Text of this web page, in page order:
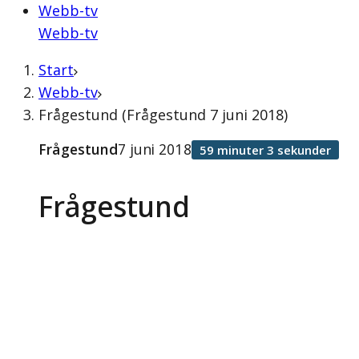
Webb-tv
Webb-tv
Start
Webb-tv
Frågestund (Frågestund 7 juni 2018)
Frågestund
Frågestund7 juni 2018 59 minuter 3 sekunder